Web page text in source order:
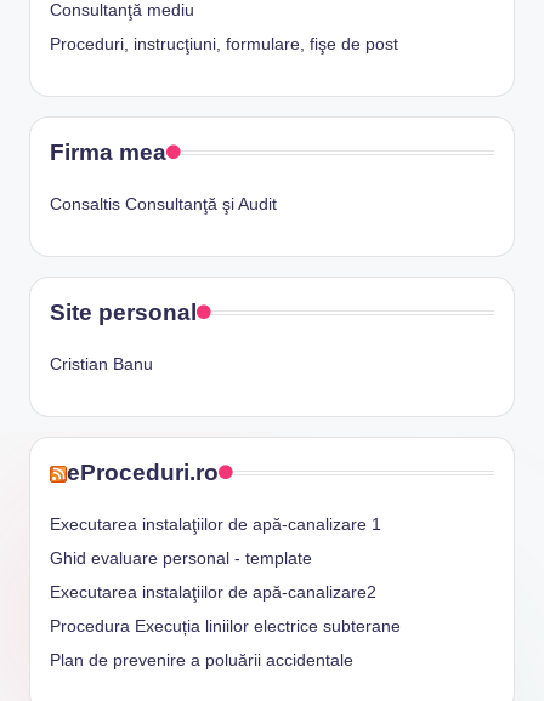
Consultanţă mediu
Proceduri, instrucţiuni, formulare, fişe de post
Firma mea
Consaltis Consultanţă şi Audit
Site personal
Cristian Banu
eProceduri.ro
Executarea instalaţiilor de apă-canalizare 1
Ghid evaluare personal - template
Executarea instalaţiilor de apă-canalizare2
Procedura Execuția liniilor electrice subterane
Plan de prevenire a poluării accidentale